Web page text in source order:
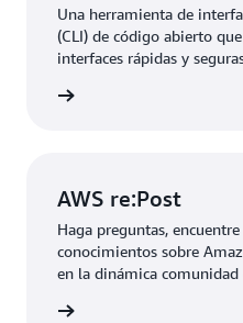
Una herramienta de
(CLI) de código abierto
interfaces rápidas y
AWS re:Post
Haga preguntas,
conocimientos sobre
en la dinámica comunidad